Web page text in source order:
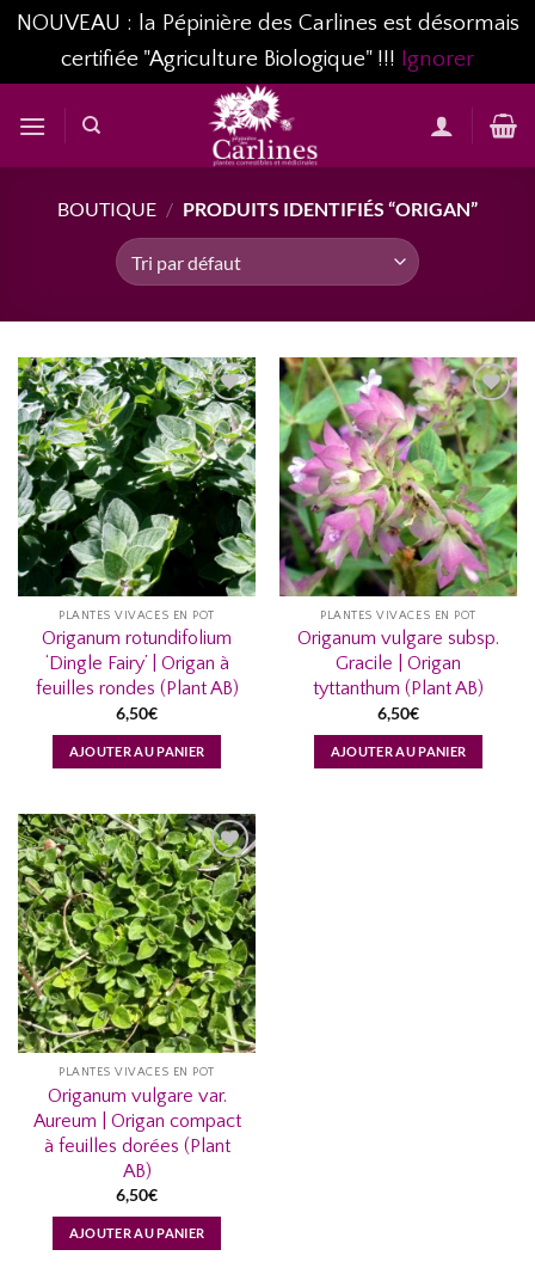
NOUVEAU : la Pépinière des Carlines est désormais
certifiée "Agriculture Biologique" !!! Ignorer
BOUTIQUE / PRODUITS IDENTIFIÉS “ORIGAN”
AJOUTER
À MA
LISTE
D’ENVIES...
PLANTES VIVACES EN POT
Origanum rotundifolium
‘Dingle Fairy’ | Origan à
feuilles rondes (Plant AB)
6,50€
AJOUTER AU PANIER
AJOUTER
À MA
LISTE
D’ENVIES...
PLANTES VIVACES EN POT
Origanum vulgare subsp.
Gracile | Origan
tyttanthum (Plant AB)
6,50€
AJOUTER AU PANIER
AJOUTER
À MA
LISTE
D’ENVIES...
PLANTES VIVACES EN POT
Origanum vulgare var.
Aureum | Origan compact
à feuilles dorées (Plant
AB)
6,50€
AJOUTER AU PANIER